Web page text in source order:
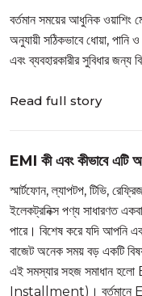
কখন ব্যবহার করবেন এবং
বর্তমান সময়ের আধুনিক ওয়াশিং
অনুযায়ী সঠিকভাবে ধোয়া, পানি
এবং ব্যবহারকারীর সুবিধার জন্য
Read full story
EMI কী এবং কীভাবে এটি
কেনাকে আরও সহজ করে?
স্মার্টফোন, ল্যাপটপ, টিভি,
ইলেকট্রনিক্স পণ্য সাধারণত
পারে। বিশেষ করে যদি আপনি
বাজেট অনেক সময় বড় একটি
এই সমস্যার সহজ সমাধান
Installment)। বর্তমানে